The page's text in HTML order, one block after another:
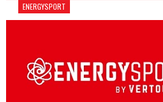
ENERGYSPORT